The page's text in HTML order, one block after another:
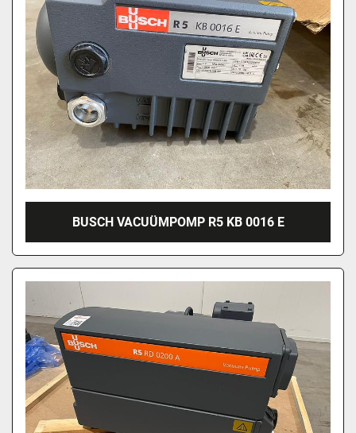
BUSCH VACUÜMPOMP R5 KB 0016 E